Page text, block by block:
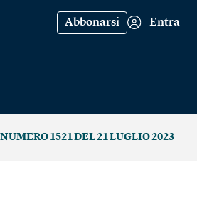
Abbonarsi Entra
NUMERO 1521 DEL 21 LUGLIO 2023